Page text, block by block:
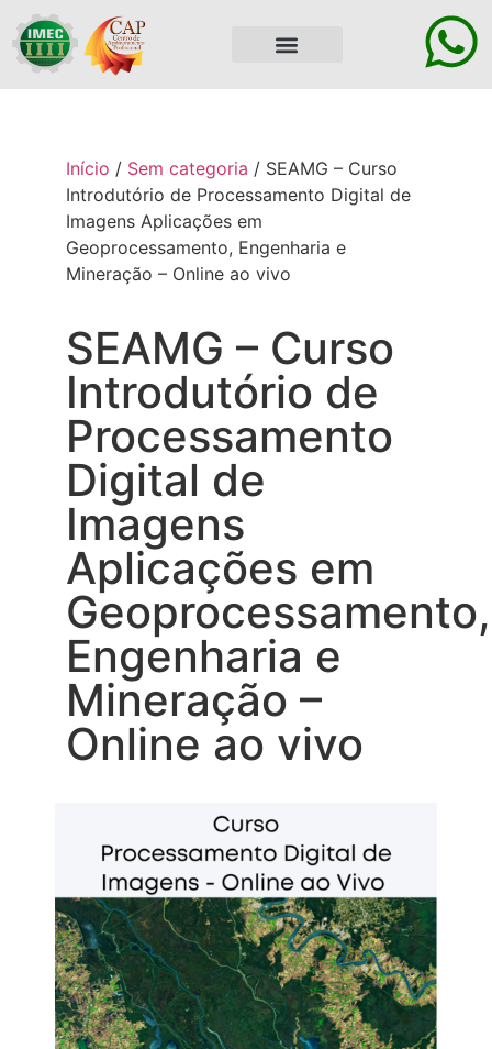
Início / Sem categoria / SEAMG – Curso
Introdutório de Processamento Digital de
Imagens Aplicações em
Geoprocessamento, Engenharia e
Mineração – Online ao vivo
SEAMG – Curso
Introdutório de
Processamento
Digital de
Imagens
Aplicações em
Geoprocessamento,
Engenharia e
Mineração –
Online ao vivo